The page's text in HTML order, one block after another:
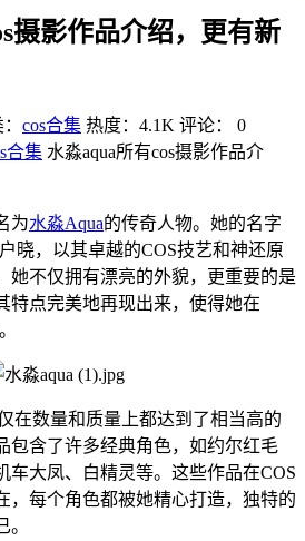
摄影作品介绍，更有新
cos合集 热度：4.1K 评论：
0
合集 水淼aqua所有cos摄影作品介
为水淼Aqua的传奇人物。她的名字
晓，以其卓越的COS技艺和神还原
她不仅拥有漂亮的外貌，更重要的是
特点完美地再现出来，使得她在
数量和质量上都达到了相当高的
包含了许多经典角色，如约尔红毛
车大凤、白精灵等。这些作品在COS
，每个角色都被她精心打造，独特的